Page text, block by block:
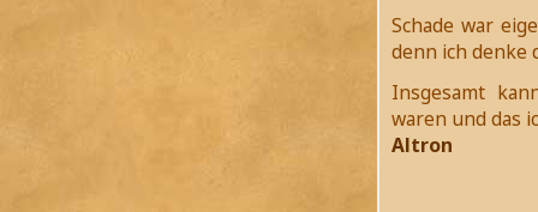
Schade war
denn ich denke
Insgesamt
waren und das
Altron